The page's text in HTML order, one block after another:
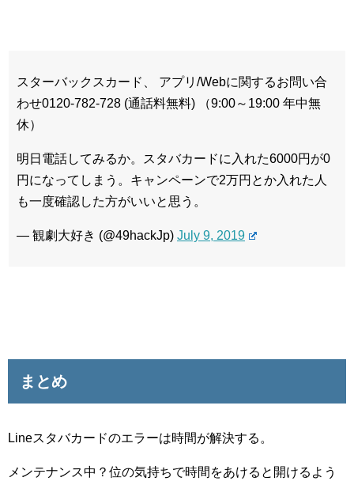
スターバックスカード、 アプリ/Webに関するお問い合
わせ0120-782-728 (通話料無料) （9:00～19:00 年中無
休）
明日電話してみるか。
スタバカードに入れた6000円が0
円になってしまう。 キャンペーンで2万円とか入れた人
も一度確認した方がいいと思う。
— 観劇大好き (@49hackJp) July 9, 2019
まとめ
Lineスタバカードのエラーは時間が解決する。
メンテナンス中？位の気持ちで時間をあけると開けるよう